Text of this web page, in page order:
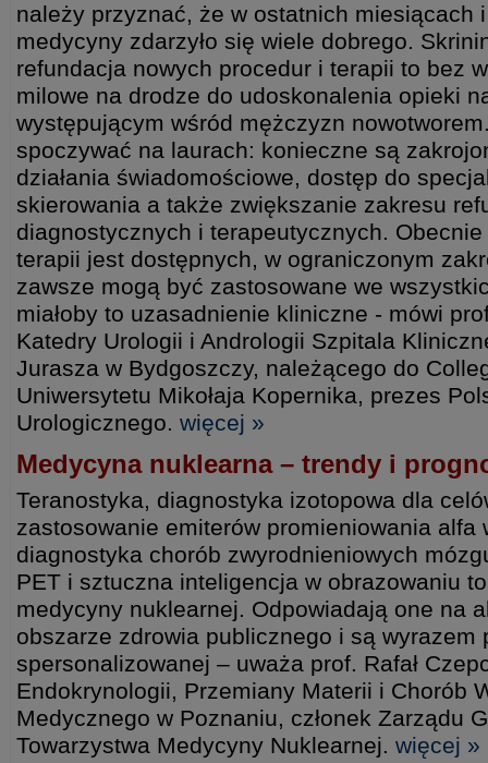
należy przyznać, że w ostatnich miesiącach
medycyny zdarzyło się wiele dobrego.
refundacja nowych procedur i terapii to bez
milowe na drodze do udoskonalenia opieki
występującym wśród mężczyzn
spoczywać na laurach: konieczne są
działania świadomościowe, dostęp do
skierowania a także zwiększanie zakresu
diagnostycznych i terapeutycznych.
terapii jest dostępnych, w ograniczonym
zawsze mogą być zastosowane we
miałoby to uzasadnienie kliniczne - mówi
Katedry Urologii i Andrologii Szpitala
Jurasza w Bydgoszczy, należącego do
Uniwersytetu Mikołaja Kopernika, prezes
Urologicznego. więcej »
Medycyna nuklearna – trendy i
Teranostyka, diagnostyka izotopowa dla
zastosowanie emiterów promieniowania alfa
diagnostyka chorób zwyrodnieniowych
PET i sztuczna inteligencja w obrazowaniu
medycyny nuklearnej. Odpowiadają one na
obszarze zdrowia publicznego i są wyrazem
spersonalizowanej – uważa prof. Rafał
Endokrynologii, Przemiany Materii i Chorób
Medycznego w Poznaniu, członek Zarządu
Towarzystwa Medycyny Nuklearnej. więcej »